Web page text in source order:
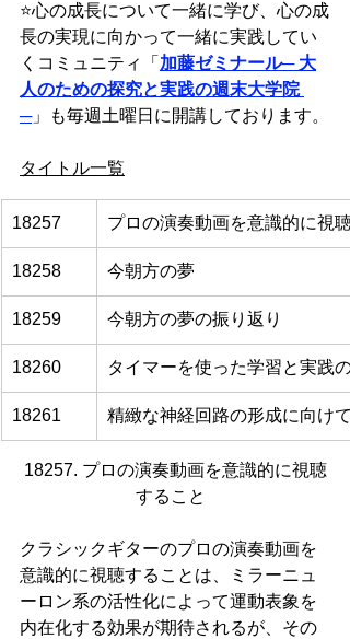
⭐️心の成長について一緒に学び、心の成
長の実現に向かって一緒に実践してい
くコミュニティ「 加藤ゼミナール─ 大
人のための探究と実践の週末大学院
─」も毎週土曜日に開講しております。
タイトル一覧
18257 プロの演奏動画を意識的に視聴
18258 今朝方の夢
18259 今朝方の夢の振り返り
18260 タイマーを使った学習と実践の
18261 精緻な神経回路の形成に向けて
18257. プロの演奏動画を意識的に視聴
すること
クラシックギターのプロの演奏動画を
意識的に視聴することは、ミラーニュ
ーロン系の活性化によって運動表象を
内在化する効果が期待されるが、その